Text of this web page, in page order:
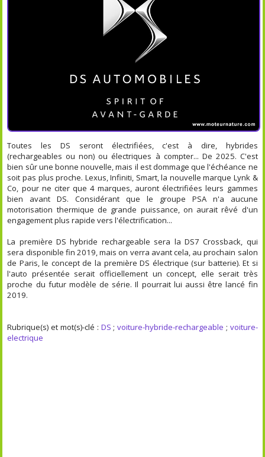
Toutes les DS seront électrifiées, c'est à dire, hybrides
(rechargeables ou non) ou électriques à compter... De 2025. C'est
bien sûr une bonne nouvelle, mais il est dommage que l'échéance ne
soit pas plus proche. Lexus, Infiniti, Smart, la nouvelle marque Lynk &
Co, pour ne citer que 4 marques, auront électrifiées leurs gammes
bien avant DS. Considérant que le groupe PSA n'a aucune
motorisation thermique de grande puissance, on aurait rêvé d'un
engagement plus rapide vers l'électrification...
La première DS hybride rechargeable sera la DS7 Crossback, qui
sera disponible fin 2019, mais on verra avant cela, au prochain salon
de Paris, le concept de la première DS électrique (sur batterie). Et si
l'auto présentée serait officiellement un concept, elle serait très
proche du futur modèle de série. Il pourrait lui aussi être lancé fin
2019.
Rubrique(s) et mot(s)-clé : DS ;voiture-hybride-rechargeable ; voiture-
electrique